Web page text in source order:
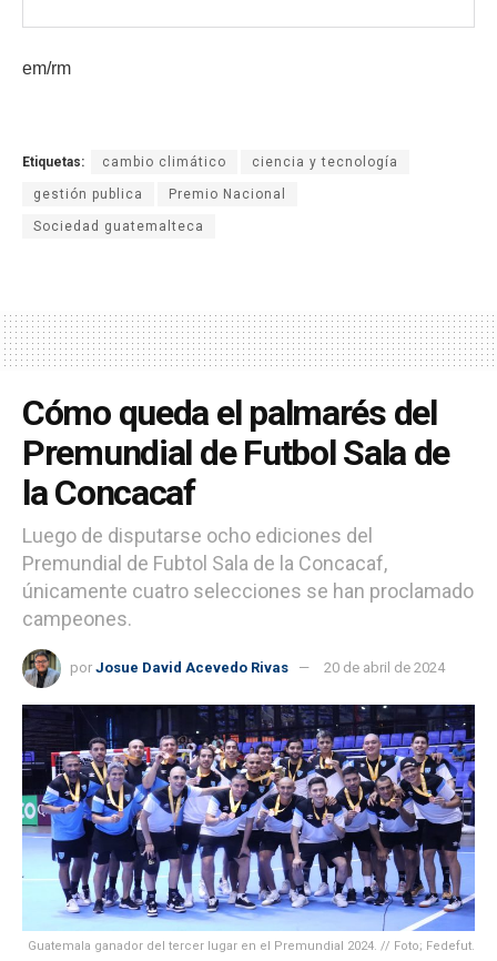
em/rm
Etiquetas: cambio climático ciencia y tecnología
gestión publica Premio Nacional
Sociedad guatemalteca
Cómo queda el palmarés del
Premundial de Futbol Sala de
la Concacaf
Luego de disputarse ocho ediciones del
Premundial de Fubtol Sala de la Concacaf,
únicamente cuatro selecciones se han proclamado
campeones.
por Josue David Acevedo Rivas 20 de abril de 2024
Guatemala ganador del tercer lugar en el Premundial 2024. // Foto; Fedefut.